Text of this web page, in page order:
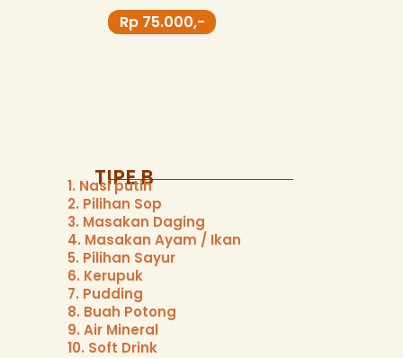
Rp 75.000,-
TIPE B
1. Nasi putih
2. Pilihan Sop
3. Masakan Daging
4. Masakan Ayam / Ikan
5. Pilihan Sayur
6. Kerupuk
7. Pudding
8. Buah Potong
9. Air Mineral
10. Soft Drink